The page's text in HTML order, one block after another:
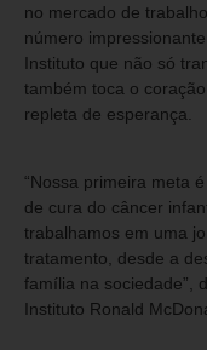
no mercado de
número
Instituto que não só
também toca o
repleta de esperança.
“Nossa primeira meta
de cura do câncer
trabalhamos em uma
tratamento, desde a
família na sociedade”,
Instituto Ronald